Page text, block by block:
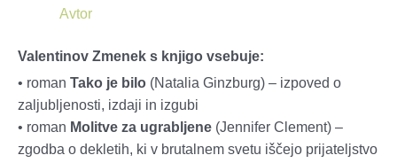
Avtor
Valentinov Zmenek s knjigo vsebuje:
• roman Tako je bilo (Natalia Ginzburg) – izpoved o
zaljubljenosti, izdaji in izgubi
• roman Molitve za ugrabljene (Jennifer Clement) –
zgodba o dekletih, ki v brutalnem svetu iščejo prijateljstvo